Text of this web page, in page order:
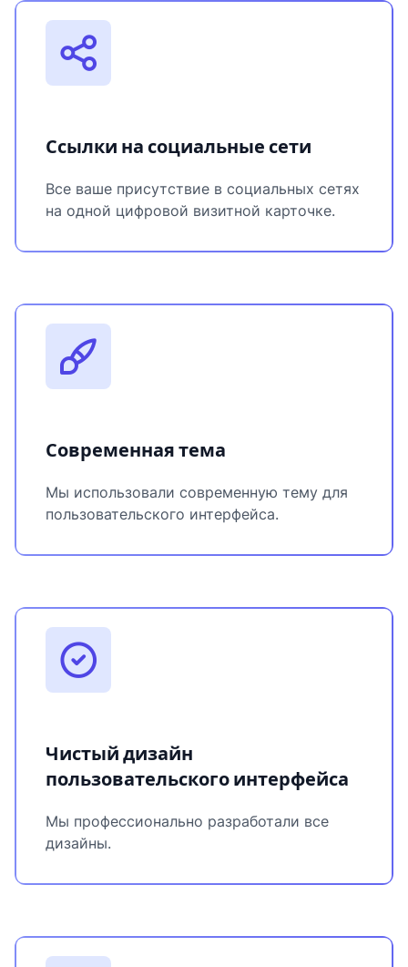
Ссылки на социальные сети
Все ваше присутствие в социальных сетях
на одной цифровой визитной карточке.
Современная тема
Мы использовали современную тему для
пользовательского интерфейса.
Чистый дизайн
пользовательского интерфейса
Мы профессионально разработали все
дизайны.